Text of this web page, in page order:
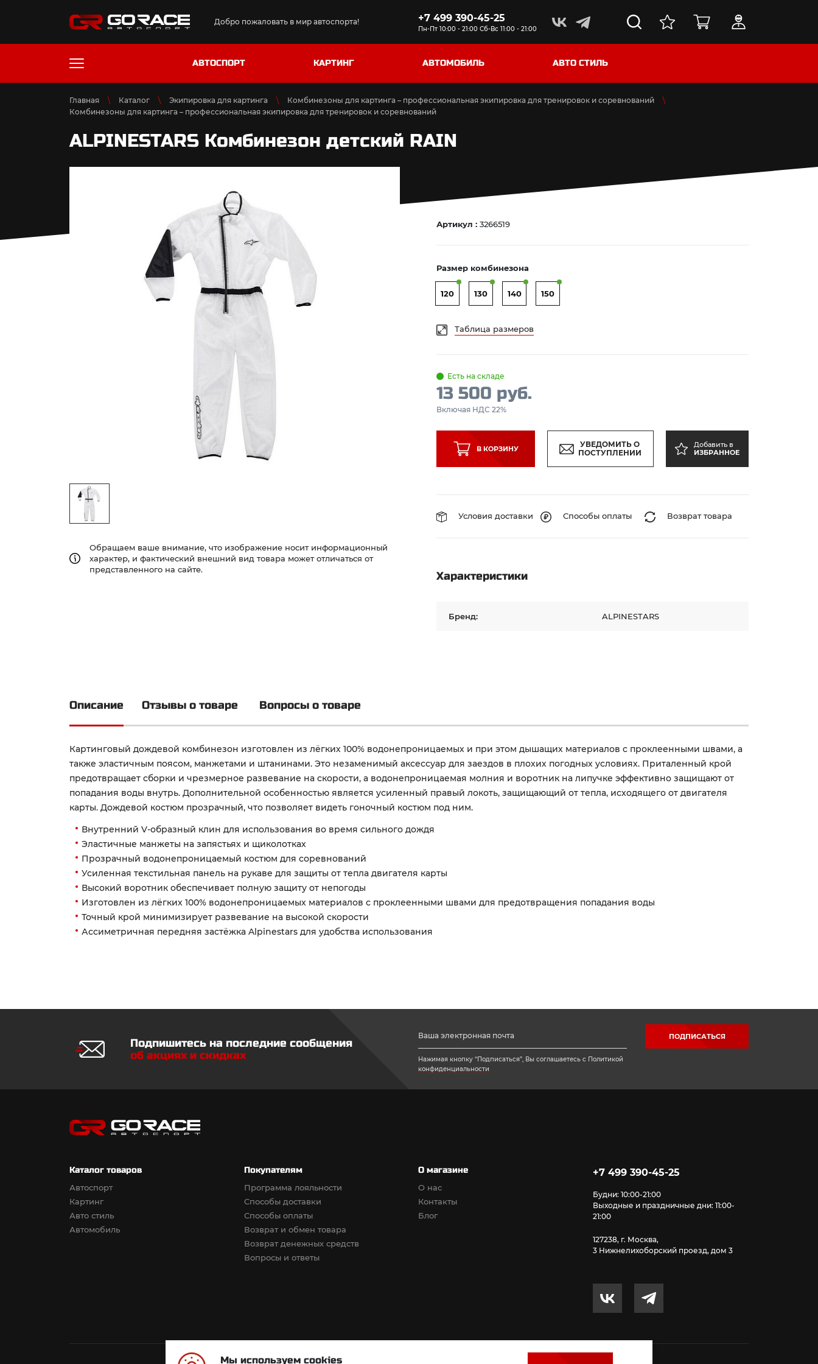
Добро пожаловать в мир автоспорта! +7 499 390-45-25
Пн-Пт 10:00 - 21:00 Сб-Вс 11:00 - 21:00
АВТОСПОРТ КАРТИНГ АВТОМОБИЛЬ АВТО СТИЛЬ
Главная Каталог Экипировка для картинга
Комбинезоны для картинга – профессиональная экипировка для тренировок и соревнований
Комбинезоны для картинга – профессиональная экипировка для тренировок и соревнований
ALPINESTARS Комбинезон детский RAIN
Обращаем ваше внимание, что изображение носит информационный
характер, и фактический внешний вид товара может отличаться от
представленного на сайте.
Артикул : 3266519
Размер комбинезона
120 130 140 150
Таблица размеров
Есть на складе
13 500 руб.
Включая НДС 22%
В КОРЗИНУ
УВЕДОМИТЬ О
ПОСТУПЛЕНИИ
Добавить в
ИЗБРАННОЕ
Условия доставки Способы оплаты Возврат товара
Характеристики
Бренд: ALPINESTARS
Описание Отзывы о товаре Вопросы о товаре
Картинговый дождевой комбинезон изготовлен из лёгких 100% водонепроницаемых и при этом дышащих материалов с проклеенными швами, а
также эластичным поясом, манжетами и штанинами. Это незаменимый аксессуар для заездов в плохих погодных условиях. Приталенный крой
предотвращает сборки и чрезмерное развевание на скорости, а водонепроницаемая молния и воротник на липучке эффективно защищают от
попадания воды внутрь. Дополнительной особенностью является усиленный правый локоть, защищающий от тепла, исходящего от двигателя
карты. Дождевой костюм прозрачный, что позволяет видеть гоночный костюм под ним.
Внутренний V-образный клин для использования во время сильного дождя
Эластичные манжеты на запястьях и щиколотках
Прозрачный водонепроницаемый костюм для соревнований
Усиленная текстильная панель на рукаве для защиты от тепла двигателя карты
Высокий воротник обеспечивает полную защиту от непогоды
Изготовлен из лёгких 100% водонепроницаемых материалов с проклеенными швами для предотвращения попадания воды
Точный крой минимизирует развевание на высокой скорости
Ассиметричная передняя застёжка Alpinestars для удобства использования
Подпишитесь на последние сообщения
об акциях и скидках
Нажимая кнопку “Подписаться”, Вы соглашаетесь с Политикой
конфиденциальности
ПОДПИСАТЬСЯ
Каталог товаров
Автоспорт
Картинг
Авто стиль
Автомобиль
Покупателям
Программа лояльности
Способы доставки
Способы оплаты
Возврат и обмен товара
Возврат денежных средств
Вопросы и ответы
О магазине
О нас
Контакты
Блог
+7 499 390-45-25
Будни: 10:00-21:00
Выходные и праздничные дни: 11:00-
21:00
127238, г. Москва,
3 Нижнелихоборский проезд, дом 3
Мы используем cookies